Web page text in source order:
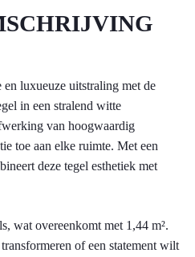
luxueuze uitstraling met de
in een stralend witte
van hoogwaardig
toe aan elke ruimte. Met een
deze tegel esthetiek met
wat overeenkomt met 1,44 m².
of een statement wilt